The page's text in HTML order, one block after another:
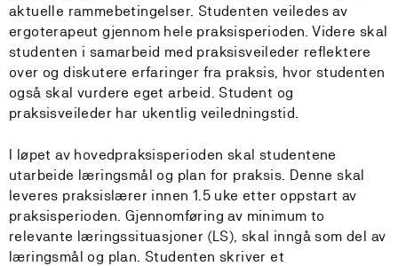
aktuelle rammebetingelser. Studenten veiledes av
ergoterapeut gjennom hele praksisperioden. Videre skal
studenten i samarbeid med praksisveileder reflektere
over og diskutere erfaringer fra praksis, hvor studenten
også skal vurdere eget arbeid. Student og
praksisveileder har ukentlig veiledningstid.
I løpet av hovedpraksisperioden skal studentene
utarbeide læringsmål og plan for praksis. Denne skal
leveres praksislærer innen 1.5 uke etter oppstart av
praksisperioden. Gjennomføring av minimum to
relevante læringssituasjoner (LS), skal inngå som del av
læringsmål og plan. Studenten skriver et